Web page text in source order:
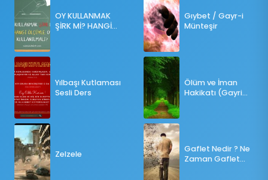
OY KULLANMAK
ŞİRK Mİ? HANGİ
Yılbaşı Kutlaması
Sesli Ders
Zelzele
Gıybet / Gayr-i
Münteşir
Ölüm ve İman
Hakikatı (Gayri
Gaflet Nedir ? Ne
Zaman Gaflet